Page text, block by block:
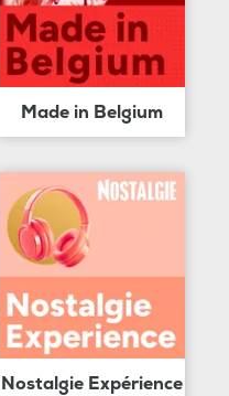
Made in Belgium
Nostalgie Expérience